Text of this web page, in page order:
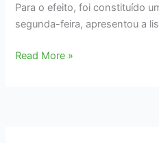
Para o efeito, foi constituído
segunda-feira, apresentou a
Prémio
Read More »